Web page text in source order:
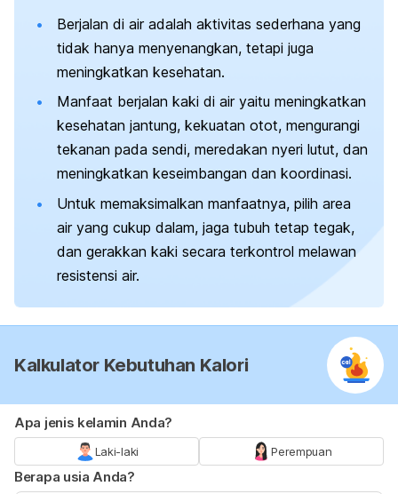
Berjalan di air adalah aktivitas sederhana yang
tidak hanya menyenangkan, tetapi juga
meningkatkan kesehatan.
Manfaat berjalan kaki di air yaitu meningkatkan
kesehatan jantung, kekuatan otot, mengurangi
tekanan pada sendi, meredakan nyeri lutut, dan
meningkatkan keseimbangan dan koordinasi.
Untuk memaksimalkan manfaatnya, pilih area
air yang cukup dalam, jaga tubuh tetap tegak,
dan gerakkan kaki secara terkontrol melawan
resistensi air.
Kalkulator Kebutuhan Kalori
Apa jenis kelamin Anda?
Laki-laki Perempuan
Berapa usia Anda?